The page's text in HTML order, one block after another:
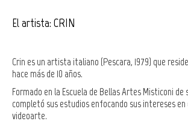
El artista: CRIN
Crin es un artista italiano (Pescara, 1979) que
hace más de 10 años.
Formado en la Escuela de Bellas Artes Misticoni de
completó sus estudios enfocando sus intereses
videoarte.